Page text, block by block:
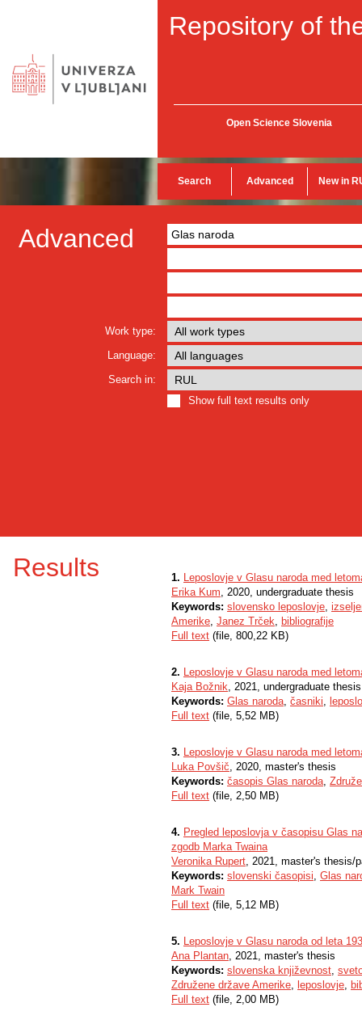
Repository of
Open Science Slovenia
Search Advanced New in
Advanced
Work type:
Language:
Search in:
Show full text results only
Results 1. Leposlovje v Glasu naroda med
Erika Kum, 2020, undergraduate thesis
Keywords: slovensko leposlovje,
Amerike, Janez Trček, bibliografije
Full text (file, 800,22 KB)
2. Leposlovje v Glasu naroda med
Kaja Božnik, 2021, undergraduate thesis
Keywords: Glas naroda, časniki,
Full text (file, 5,52 MB)
3. Leposlovje v Glasu naroda med
Luka Povšič, 2020, master's thesis
Keywords: časopis Glas naroda,
Full text (file, 2,50 MB)
4. Pregled leposlovja v časopisu Glas
zgodb Marka Twaina
Veronika Rupert, 2021, master's thesis/
Keywords: slovenski časopisi, Glas
Mark Twain
Full text (file, 5,12 MB)
5. Leposlovje v Glasu naroda od leta
Ana Plantan, 2021, master's thesis
Keywords: slovenska književnost,
Združene države Amerike, leposlovje,
Full text (file, 2,00 MB)